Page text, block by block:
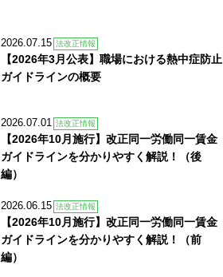
2026.07.15 法改正情報
【2026年3月公表】職場における熱中症防止
ガイドラインの概要
2026.07.01 法改正情報
【2026年10月施行】改正同一労働同一賃金
ガイドラインを分かりやすく解説！（後
編）
2026.06.15 法改正情報
【2026年10月施行】改正同一労働同一賃金
ガイドラインを分かりやすく解説！（前
編）